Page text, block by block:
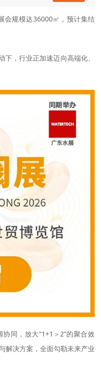
会规模达36000㎡，预计集结
，行业正加速迈向高端化、
同，放大“1+1＞2”的聚合效
解决方案，全面勾勒未来产业